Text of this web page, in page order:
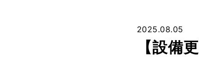
2025.08.05
【設備